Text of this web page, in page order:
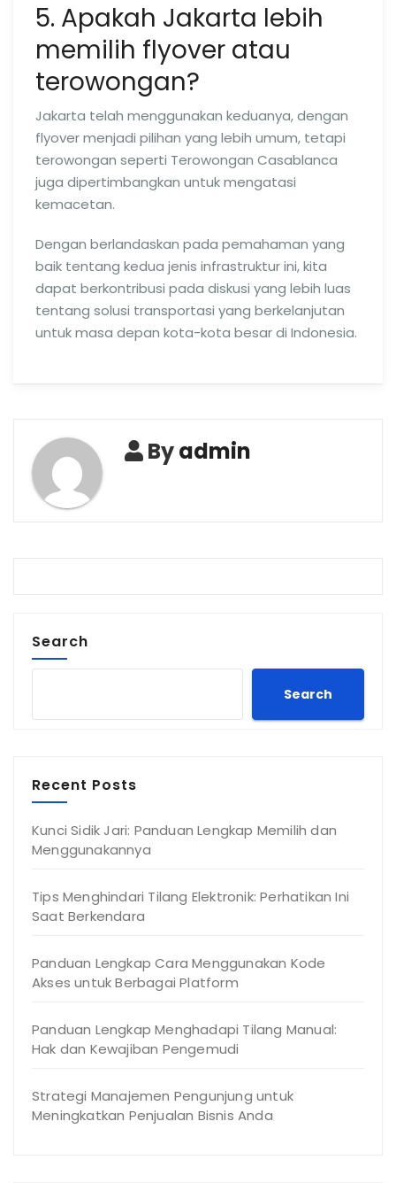
5. Apakah Jakarta lebih
memilih flyover atau
terowongan?
Jakarta telah menggunakan keduanya, dengan
flyover menjadi pilihan yang lebih umum, tetapi
terowongan seperti Terowongan Casablanca
juga dipertimbangkan untuk mengatasi
kemacetan.
Dengan berlandaskan pada pemahaman yang
baik tentang kedua jenis infrastruktur ini, kita
dapat berkontribusi pada diskusi yang lebih luas
tentang solusi transportasi yang berkelanjutan
untuk masa depan kota-kota besar di Indonesia.
Byadmin
Search
Search
Recent Posts
Kunci Sidik Jari: Panduan Lengkap Memilih dan
Menggunakannya
Tips Menghindari Tilang Elektronik: Perhatikan Ini
Saat Berkendara
Panduan Lengkap Cara Menggunakan Kode
Akses untuk Berbagai Platform
Panduan Lengkap Menghadapi Tilang Manual:
Hak dan Kewajiban Pengemudi
Strategi Manajemen Pengunjung untuk
Meningkatkan Penjualan Bisnis Anda